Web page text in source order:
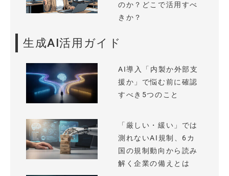
のか？どこで活用すべ
きか？
生成AI活用ガイド
AI導入「内製か外部支
援か」で悩む前に確認
すべき5つのこと
「厳しい・緩い」では
測れないAI規制、6カ
国の規制動向から読み
解く企業の備えとは